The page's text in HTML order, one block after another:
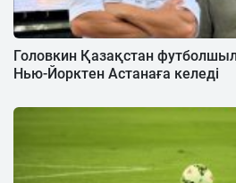
Головкин Қазақстан
Нью-Йорктен Астанаға келеді